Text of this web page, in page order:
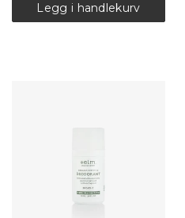
Legg i handlekurv